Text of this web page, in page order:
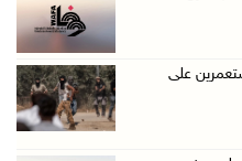
المعلمين ...
على